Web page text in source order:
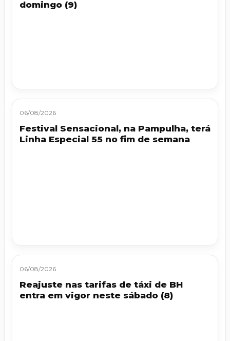
domingo (9)
06/08/2026
Festival Sensacional, na Pampulha, terá
Linha Especial 55 no fim de semana
06/08/2026
Reajuste nas tarifas de táxi de BH
entra em vigor neste sábado (8)